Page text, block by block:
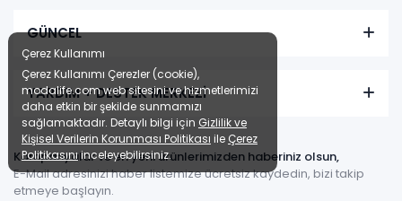
GÜNCEL
YARDIM + DESTEK MERKEZİ
Kampanyalar ve en yeni ürünlerimizden haberiniz olsun,
E-Mail adresinizi haber listemize ücretsiz kaydedin, bizi takip
etmeye başlayın.
Çerez Kullanımı
Çerez Kullanımı Çerezler (cookie),
modalife.com web sitesini ve hizmetlerimizi
daha etkin bir şekilde sunmamızı
sağlamaktadır. Detaylı bilgi için Gizlilik ve
Kişisel Verilerin Korunması Politikası ile Çerez
Politikasınıinceleyebilirsiniz.